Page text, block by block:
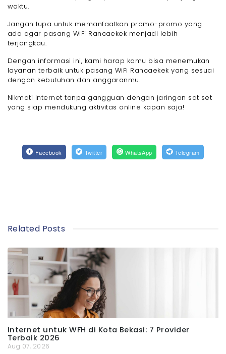
waktu.
Jangan lupa untuk memanfaatkan promo-promo yang
ada agar pasang WiFi Rancaekek menjadi lebih
terjangkau.
Dengan informasi ini, kami harap kamu bisa menemukan
layanan terbaik untuk pasang WiFi Rancaekek yang sesuai
dengan kebutuhan dan anggaranmu.
Nikmati internet tanpa gangguan dengan jaringan sat set
yang siap mendukung aktivitas online kapan saja!
Facebook Twitter WhatsApp Telegram
Related Posts
Internet untuk WFH di Kota Bekasi: 7 Provider
Terbaik 2026
Aug 07, 2026